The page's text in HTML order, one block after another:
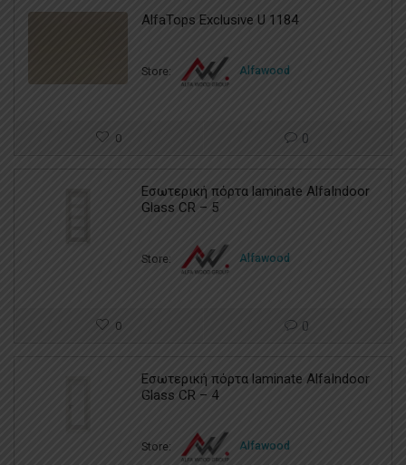
AlfaTops Exclusive U 1184
Store: Alfawood
0 0
Εσωτερική πόρτα laminate AlfaIndoor
Glass CR – 5
Store: Alfawood
0 0
Εσωτερική πόρτα laminate AlfaIndoor
Glass CR – 4
Store: Alfawood